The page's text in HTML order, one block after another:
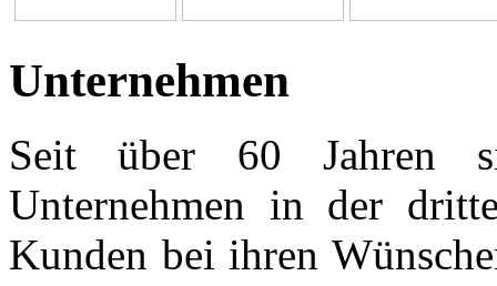
Unternehmen
Seit über 60 Jahren
Unternehmen in der
Kunden bei ihren